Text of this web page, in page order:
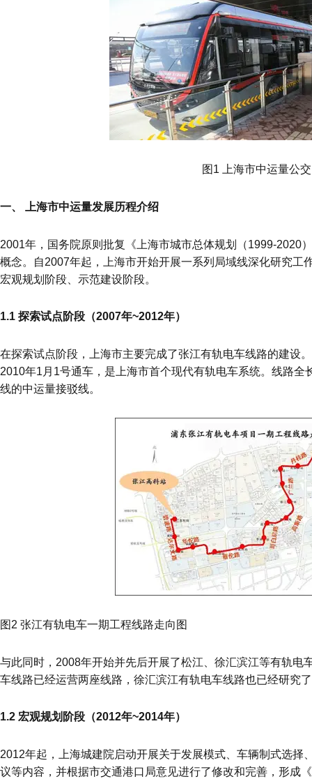
图1 上海市中运量公交
一、 上海市中运量发展历程介绍
2001年，国务院原则批复《上海市城市总体规划（1999-2020
概念。自2007年起，上海市开始开展一系列局域线深化研究工
宏观规划阶段、示范建设阶段。
1.1 探索试点阶段（2007年~2012年）
在探索试点阶段，上海市主要完成了张江有轨电车线路的建设
2010年1月1号通车，是上海市首个现代有轨电车系统。线路全
线的中运量接驳线。
图2 张江有轨电车一期工程线路走向图
与此同时，2008年开始并先后开展了松江、徐汇滨江等有轨电
车线路已经运营两座线路，徐汇滨江有轨电车线路也已经研究
1.2 宏观规划阶段（2012年~2014年）
2012年起，上海城建院启动开展关于发展模式、车辆制式选择
议等内容，并根据市交通港口局意见进行了修改和完善，形成